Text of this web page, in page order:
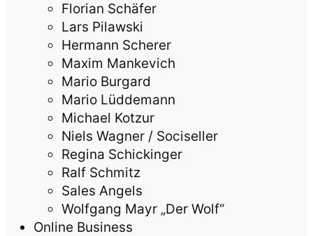
Florian Schäfer
Lars Pilawski
Hermann Scherer
Maxim Mankevich
Mario Burgard
Mario Lüddemann
Michael Kotzur
Niels Wagner / Sociseller
Regina Schickinger
Ralf Schmitz
Sales Angels
Wolfgang Mayr „Der Wolf“
Online Business